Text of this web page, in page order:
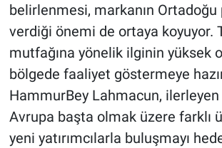
belirlenmesi, markanın Ortadoğu
verdiği önemi de ortaya koyuyor.
mutfağına yönelik ilginin yüksek
bölgede faaliyet göstermeye
HammurBey Lahmacun,
Avrupa başta olmak üzere farklı
yeni yatırımcılarla buluşmayı